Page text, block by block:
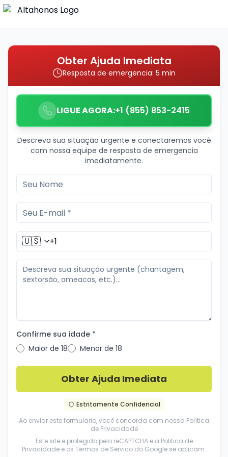
Obter Ajuda Imediata
Resposta de emergencia: 5 min
LIGUE AGORA:+1 (855) 853-2415
Descreva sua situação urgente e conectaremos você
com nossa equipe de resposta de emergencia
imediatamente.
🇺🇸
Confirme sua idade *
Maior de 18
Menor de 18
Obter Ajuda Imediata
Estritamente Confidencial
Ao enviar este formulario, você concorda com nossa Política
de Privacidade
Este site e protegido pelo reCAPTCHA e a Politica de
Privacidade e os Termos de Servico do Google se aplicam.